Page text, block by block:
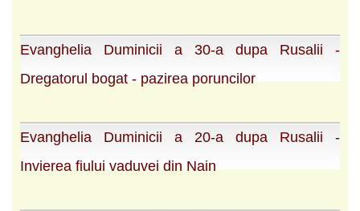
Evanghelia Duminicii a 30-a dupa Rusalii -
Dregatorul bogat - pazirea poruncilor
Evanghelia Duminicii a 20-a dupa Rusalii -
Invierea fiului vaduvei din Nain